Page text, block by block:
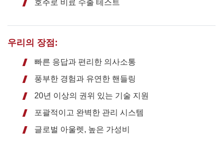
호주로 비료 수출 테스트
우리의 장점:
빠른 응답과 편리한 의사소통
풍부한 경험과 유연한 핸들링
20년 이상의 권위 있는 기술 지원
포괄적이고 완벽한 관리 시스템
글로벌 아울렛, 높은 가성비